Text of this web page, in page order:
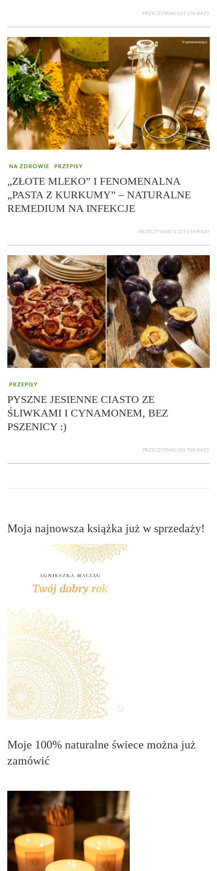
PRZECZYTANO 117 176 RAZY
NA ZDROWIE PRZEPISY
„ZŁOTE MLEKO” I FENOMENALNA
„PASTA Z KURKUMY” – NATURALNE
REMEDIUM NA INFEKCJE
PRZECZYTANO 1 227 659 RAZY
PRZEPISY
PYSZNE JESIENNE CIASTO ZE
ŚLIWKAMI I CYNAMONEM, BEZ
PSZENICY :)
PRZECZYTANO 226 760 RAZY
Moja najnowsza książka już w sprzedaży!
Moje 100% naturalne świece można już
zamówić